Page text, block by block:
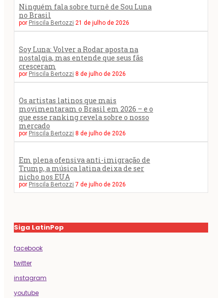
Ninguém fala sobre turnê de Sou Luna
no Brasil
por Priscila Bertozzi 21 de julho de 2026
Soy Luna: Volver a Rodar aposta na
nostalgia, mas entende que seus fãs
cresceram
por Priscila Bertozzi 8 de julho de 2026
Os artistas latinos que mais
movimentaram o Brasil em 2026 – e o
que esse ranking revela sobre o nosso
mercado
por Priscila Bertozzi 8 de julho de 2026
Em plena ofensiva anti-imigração de
Trump, a música latina deixa de ser
nicho nos EUA
por Priscila Bertozzi 7 de julho de 2026
Siga LatinPop
facebook
twitter
instagram
youtube